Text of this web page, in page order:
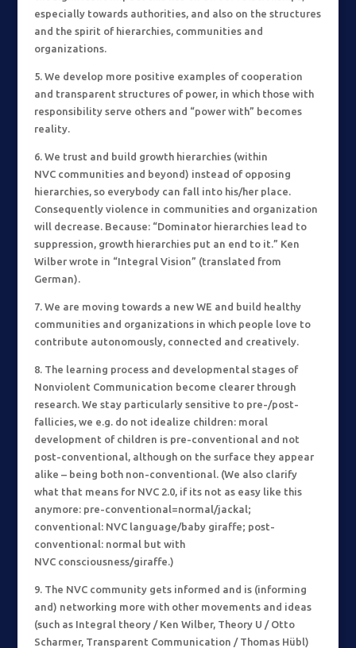
especially towards authorities, and also on the structures
and the spirit of hierarchies, communities and
organizations.
5. We develop more positive examples of cooperation
and transparent structures of power, in which those with
responsibility serve others and “power with” becomes
reality.
6. We trust and build growth hierarchies (within
NVC communities and beyond) instead of opposing
hierarchies, so everybody can fall into his/her place.
Consequently violence in communities and organization
will decrease. Because: “Dominator hierarchies lead to
suppression, growth hierarchies put an end to it.” Ken
Wilber wrote in “Integral Vision” (translated from
German).
7. We are moving towards a new WE and build healthy
communities and organizations in which people love to
contribute autonomously, connected and creatively.
8. The learning process and developmental stages of
Nonviolent Communication become clearer through
research. We stay particularly sensitive to pre-/post-
fallicies, we e.g. do not idealize children: moral
development of children is pre-conventional and not
post-conventional, although on the surface they appear
alike – being both non-conventional. (We also clarify
what that means for NVC 2.0, if its not as easy like this
anymore: pre-conventional=normal/jackal;
conventional: NVC language/baby giraffe; post-
conventional: normal but with
NVC consciousness/giraffe.)
9. The NVC community gets informed and is (informing
and) networking more with other movements and ideas
(such as Integral theory / Ken Wilber, Theory U / Otto
Scharmer, Transparent Communication / Thomas Hübl)